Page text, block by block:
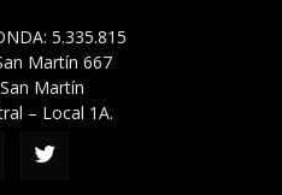
5.335.815
Martín 667
Martín
– Local 1A.